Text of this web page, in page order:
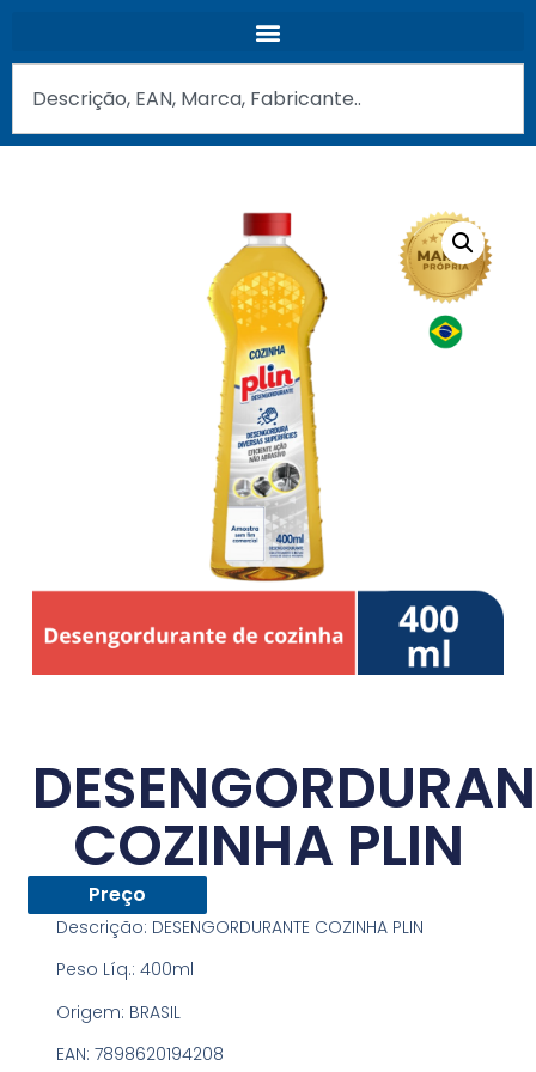
COZINHA PLIN
Preço
Descrição: DESENGORDURANTE COZINHA PLIN
Peso Líq.: 400ml
Origem: BRASIL
EAN: 7898620194208